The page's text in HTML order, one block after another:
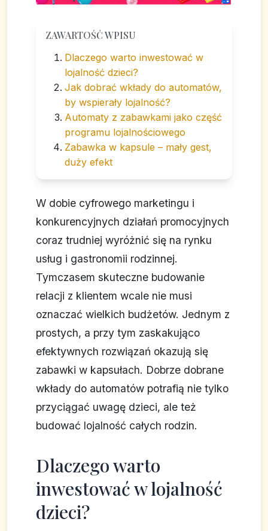
ZAWARTOŚĆ WPISU
Dlaczego warto inwestować w
lojalność dzieci?
Jak dobrać wkłady do automatów,
by wspierały lojalność?
Automaty z zabawkami jako część
programu lojalnościowego
Zabawka w kapsule – mały gest,
duży efekt
W dobie cyfrowego marketingu i
konkurencyjnych działań promocyjnych
coraz trudniej wyróżnić się na rynku
usług i gastronomii rodzinnej.
Tymczasem skuteczne budowanie
relacji z klientem wcale nie musi
oznaczać wielkich budżetów. Jednym z
prostych, a przy tym zaskakująco
efektywnych rozwiązań okazują się
zabawki w kapsułach. Dobrze dobrane
wkłady do automatów potrafią nie tylko
przyciągać uwagę dzieci, ale też
budować lojalność całych rodzin.
Dlaczego warto
inwestować w lojalność
dzieci?